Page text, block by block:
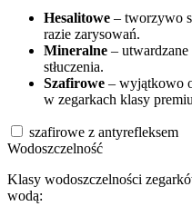
Hesalitowe – tworzywo
razie zarysowań.
Mineralne – utwardzane
stłuczenia.
Szafirowe – wyjątkowo
w zegarkach klasy
szafirowe z antyrefleksem
Wodoszczelność
Klasy wodoszczelności
wodą: